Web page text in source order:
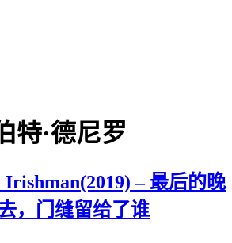
特·德尼罗
Irishman(2019) – 最后的晚
，门缝留给了谁